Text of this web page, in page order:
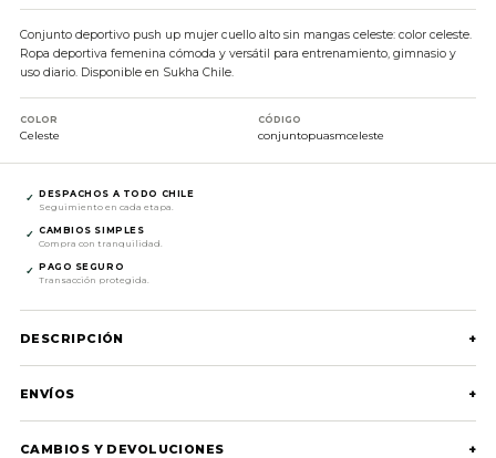
Conjunto deportivo push up mujer cuello alto sin mangas celeste: color celeste.
Ropa deportiva femenina cómoda y versátil para entrenamiento, gimnasio y
uso diario. Disponible en Sukha Chile.
COLOR
Celeste
CÓDIGO
conjuntopuasmceleste
✓ DESPACHOS A TODO CHILE
Seguimiento en cada etapa.
✓ CAMBIOS SIMPLES
Compra con tranquilidad.
✓ PAGO SEGURO
Transacción protegida.
DESCRIPCIÓN +
ENVÍOS +
CAMBIOS Y DEVOLUCIONES +